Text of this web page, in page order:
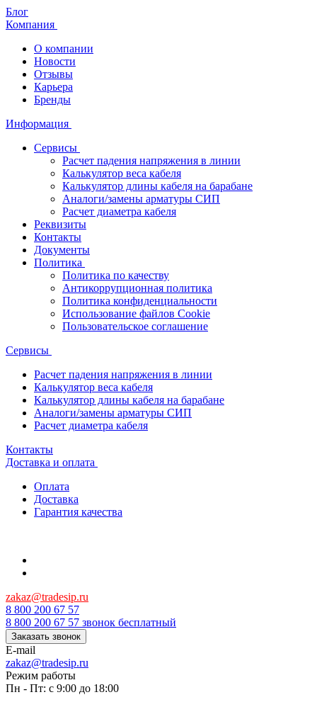
Блог
Компания
О компании
Новости
Отзывы
Карьера
Бренды
Информация
Сервисы
Расчет падения напряжения в линии
Калькулятор веса кабеля
Калькулятор длины кабеля на барабане
Аналоги/замены арматуры СИП
Расчет диаметра кабеля
Реквизиты
Контакты
Документы
Политика
Политика по качеству
Антикоррупционная политика
Политика конфиденциальности
Использование файлов Cookie
Пользовательское соглашение
Сервисы
Расчет падения напряжения в линии
Калькулятор веса кабеля
Калькулятор длины кабеля на барабане
Аналоги/замены арматуры СИП
Расчет диаметра кабеля
Контакты
Доставка и оплата
Оплата
Доставка
Гарантия качества
zakaz@tradesip.ru
8 800 200 67 57
8 800 200 67 57 звонок бесплатный
Заказать звонок
E-mail
zakaz@tradesip.ru
Режим работы
Пн - Пт: с 9:00 до 18:00